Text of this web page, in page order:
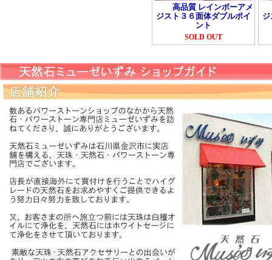
高品質 レインボーアメ
ジスト３６面体ダブルポイ
ント
SOLD OUT